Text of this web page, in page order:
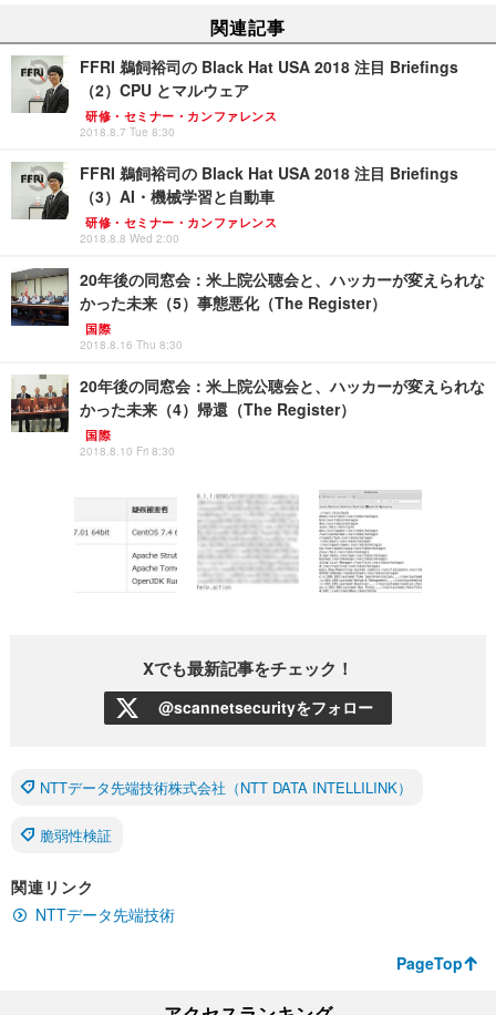
関連記事
FFRI 鵜飼裕司の Black Hat USA 2018 注目 Briefings
（2）CPU とマルウェア
研修・セミナー・カンファレンス
2018.8.7 Tue 8:30
FFRI 鵜飼裕司の Black Hat USA 2018 注目 Briefings
（3）AI・機械学習と自動車
研修・セミナー・カンファレンス
2018.8.8 Wed 2:00
20年後の同窓会：米上院公聴会と、ハッカーが変えられな
かった未来（5）事態悪化（The Register）
国際
2018.8.16 Thu 8:30
20年後の同窓会：米上院公聴会と、ハッカーが変えられな
かった未来（4）帰還（The Register）
国際
2018.8.10 Fri 8:30
Xでも最新記事をチェック！
@scannetsecurityをフォロー
NTTデータ先端技術株式会社（NTT DATA INTELLILINK）
脆弱性検証
関連リンク
NTTデータ先端技術
PageTop